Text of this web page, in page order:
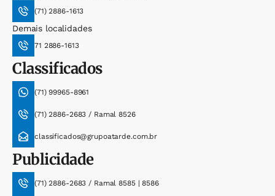
(71) 2886-1613
Demais localidades
71 2886-1613
Classificados
(71) 99965-8961
(71) 2886-2683 / Ramal 8526
classificados@grupoatarde.com.br
Publicidade
(71) 2886-2683 / Ramal 8585 | 8586